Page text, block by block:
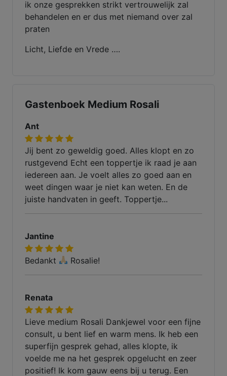
ik onze gesprekken strikt vertrouwelijk zal
behandelen en er dus met niemand over zal
praten
Licht, Liefde en Vrede ….
Gastenboek Medium Rosali
Ant
Jij bent zo geweldig goed. Alles klopt en zo
rustgevend Echt een toppertje ik raad je aan
iedereen aan. Je voelt alles zo goed aan en
weet dingen waar je niet kan weten. En de
juiste handvaten in geeft. Toppertje...
Jantine
Bedankt Rosalie!
Renata
Lieve medium Rosali Dankjewel voor een fijne
consult, u bent lief en warm mens. Ik heb een
superfijn gesprek gehad, alles klopte, ik
voelde me na het gesprek opgelucht en zeer
positief! Ik kom gauw eens bij u terug. Een